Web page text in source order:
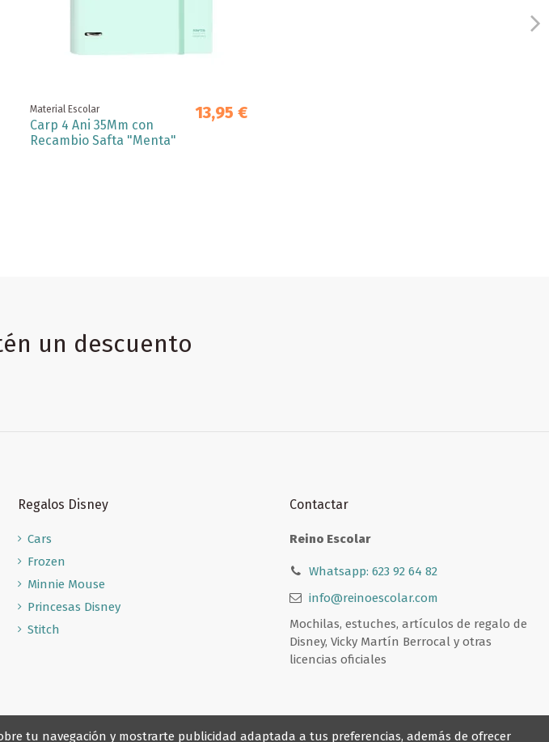
Material Escolar
Carp 4 Ani 35Mm con
Recambio Safta "Menta"
13,95 €
un descuento
Regalos Disney
Cars
Frozen
Minnie Mouse
Princesas Disney
Stitch
Contactar
Reino Escolar
Whatsapp: 623 92 64 82
info@reinoescolar.com
Mochilas, estuches, artículos de regalo de
Disney, Vicky Martín Berrocal y otras
licencias oficiales
tu navegación y mostrarte publicidad adaptada a tus preferencias, además de ofrecer